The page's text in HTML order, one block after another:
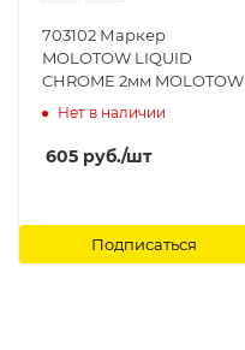
703102 Маркер
MOLOTOW LIQUID
CHROME 2мм MOLOTOW
Нет в наличии
605 руб./шт
Подписаться